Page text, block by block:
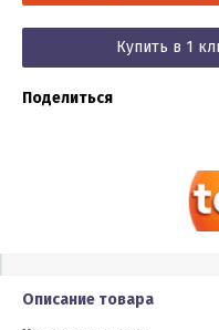
Купить в 1
Поделиться
Описание товара